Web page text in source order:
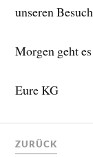
unseren
Morgen geht
Eure KG
ZURÜCK